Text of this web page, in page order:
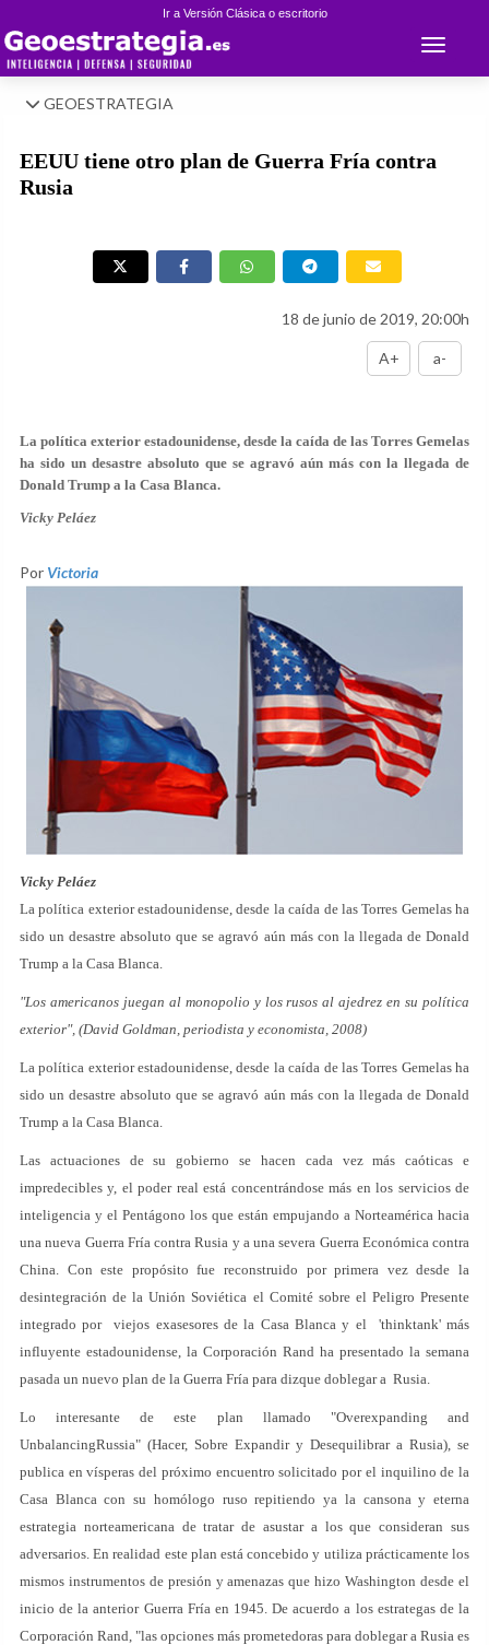
Ir a Versión Clásica o escritorio
Toggle
GEOESTRATEGIA
EEUU tiene otro plan de Guerra Fría contra
Rusia
18 de junio de 2019, 20:00h
A+ a-
La política exterior estadounidense, desde la caída de las Torres Gemelas
ha sido un desastre absoluto que se agravó aún más con la llegada de
Donald Trump a la Casa Blanca.
Vicky Peláez
Por Victoria
Vicky Peláez
La política exterior estadounidense, desde la caída de las Torres Gemelas ha
sido un desastre absoluto que se agravó aún más con la llegada de Donald
Trump a la Casa Blanca.
"Los americanos juegan al monopolio y los rusos al ajedrez en su política
exterior", (David Goldman, periodista y economista, 2008)
La política exterior estadounidense, desde la caída de las Torres Gemelas ha
sido un desastre absoluto que se agravó aún más con la llegada de Donald
Trump a la Casa Blanca.
Las actuaciones de su gobierno se hacen cada vez más caóticas e
impredecibles y, el poder real está concentrándose más en los servicios de
inteligencia y el Pentágono los que están empujando a Norteamérica hacia
una nueva Guerra Fría contra Rusia y a una severa Guerra Económica contra
China. Con este propósito fue reconstruido por primera vez desde la
desintegración de la Unión Soviética el Comité sobre el Peligro Presente
integrado por viejos exasesores de la Casa Blanca y el 'thinktank' más
influyente estadounidense, la Corporación Rand ha presentado la semana
pasada un nuevo plan de la Guerra Fría para dizque doblegar a Rusia.
Lo interesante de este plan llamado "Overexpanding and
UnbalancingRussia" (Hacer, Sobre Expandir y Desequilibrar a Rusia), se
publica en vísperas del próximo encuentro solicitado por el inquilino de la
Casa Blanca con su homólogo ruso repitiendo ya la cansona y eterna
estrategia norteamericana de tratar de asustar a los que consideran sus
adversarios. En realidad este plan está concebido y utiliza prácticamente los
mismos instrumentos de presión y amenazas que hizo Washington desde el
inicio de la anterior Guerra Fría en 1945. De acuerdo a los estrategas de la
Corporación Rand, "las opciones más prometedoras para doblegar a Rusia es